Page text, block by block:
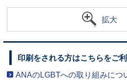
拡大
印刷をされる方はこちらをご
ANAのLGBTへの取り組みにつ